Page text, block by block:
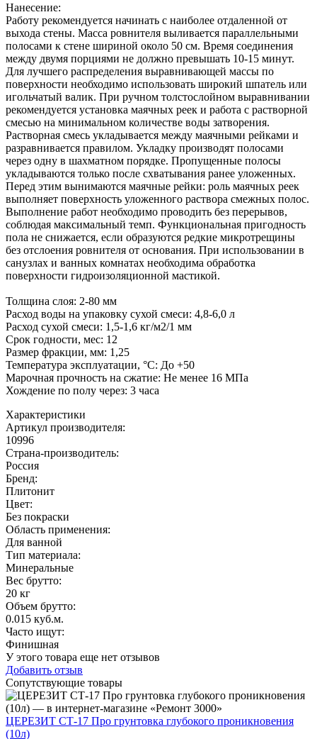
Нанесение:
Работу рекомендуется начинать с наиболее отдаленной от
выхода стены. Масса ровнителя выливается параллельными
полосами к стене шириной около 50 см. Время соединения
между двумя порциями не должно превышать 10-15 минут.
Для лучшего распределения выравнивающей массы по
поверхности необходимо использовать широкий шпатель или
игольчатый валик. При ручном толстослойном выравнивании
рекомендуется установка маячных реек и работа с растворной
смесью на минимальном количестве воды затворения.
Растворная смесь укладывается между маячными рейками и
разравнивается правилом. Укладку производят полосами
через одну в шахматном порядке. Пропущенные полосы
укладываются только после схватывания ранее уложенных.
Перед этим вынимаются маячные рейки: роль маячных реек
выполняет поверхность уложенного раствора смежных полос.
Выполнение работ необходимо проводить без перерывов,
соблюдая максимальный темп. Функциональная пригодность
пола не снижается, если образуются редкие микротрещины
без отслоения ровнителя от основания. При использовании в
санузлах и ванных комнатах необходима обработка
поверхности гидроизоляционной мастикой.
Толщина слоя: 2-80 мм
Расход воды на упаковку сухой смеси: 4,8-6,0 л
Расход сухой смеси: 1,5-1,6 кг/м2/1 мм
Срок годности, мес: 12
Размер фракции, мм: 1,25
Температура эксплуатации, °С: До +50
Марочная прочность на сжатие: Не менее 16 МПа
Хождение по полу через: 3 часа
Характеристики
Артикул производителя:
10996
Страна-производитель:
Россия
Бренд:
Плитонит
Цвет:
Без покраски
Область применения:
Для ванной
Тип материала:
Минеральные
Вес брутто:
20 кг
Объем брутто:
0.015 куб.м.
Часто ищут:
Финишная
У этого товара еще нет отзывов
Добавить отзыв
Сопутствующие товары
ЦЕРЕЗИТ СТ-17 Про грунтовка глубокого проникновения
(10л)